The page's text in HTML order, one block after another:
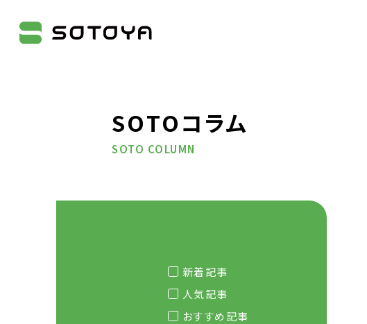
株式会社SOTOYA
SOTOコラム
SOTO COLUMN
新着記事
人気記事
おすすめ記事